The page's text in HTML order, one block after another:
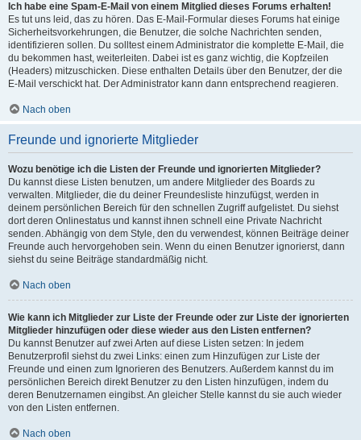
Ich habe eine Spam-E-Mail von einem Mitglied dieses Forums erhalten!
Es tut uns leid, das zu hören. Das E-Mail-Formular dieses Forums hat einige
Sicherheitsvorkehrungen, die Benutzer, die solche Nachrichten senden,
identifizieren sollen. Du solltest einem Administrator die komplette E-Mail, die
du bekommen hast, weiterleiten. Dabei ist es ganz wichtig, die Kopfzeilen
(Headers) mitzuschicken. Diese enthalten Details über den Benutzer, der die
E-Mail verschickt hat. Der Administrator kann dann entsprechend reagieren.
Nach oben
Freunde und ignorierte Mitglieder
Wozu benötige ich die Listen der Freunde und ignorierten Mitglieder?
Du kannst diese Listen benutzen, um andere Mitglieder des Boards zu
verwalten. Mitglieder, die du deiner Freundesliste hinzufügst, werden in
deinem persönlichen Bereich für den schnellen Zugriff aufgelistet. Du siehst
dort deren Onlinestatus und kannst ihnen schnell eine Private Nachricht
senden. Abhängig von dem Style, den du verwendest, können Beiträge deiner
Freunde auch hervorgehoben sein. Wenn du einen Benutzer ignorierst, dann
siehst du seine Beiträge standardmäßig nicht.
Nach oben
Wie kann ich Mitglieder zur Liste der Freunde oder zur Liste der ignorierten
Mitglieder hinzufügen oder diese wieder aus den Listen entfernen?
Du kannst Benutzer auf zwei Arten auf diese Listen setzen: In jedem
Benutzerprofil siehst du zwei Links: einen zum Hinzufügen zur Liste der
Freunde und einen zum Ignorieren des Benutzers. Außerdem kannst du im
persönlichen Bereich direkt Benutzer zu den Listen hinzufügen, indem du
deren Benutzernamen eingibst. An gleicher Stelle kannst du sie auch wieder
von den Listen entfernen.
Nach oben